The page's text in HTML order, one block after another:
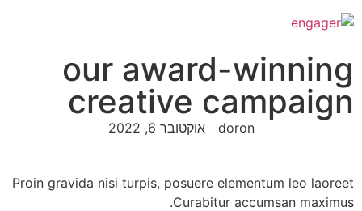
our award-winning
creative campaign
doron אוקטובר 6, 2022
Proin gravida nisi turpis, posuere elementum leo laoreet
Curabitur accumsan maximus.